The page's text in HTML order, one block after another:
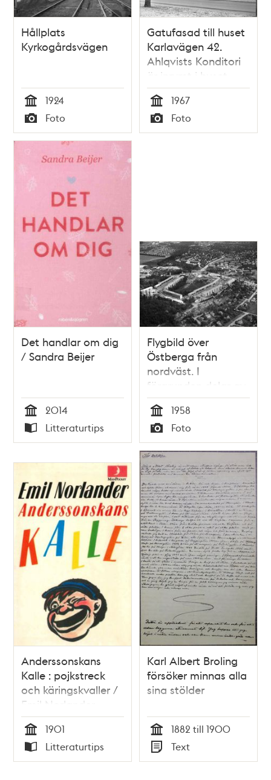
Hållplats
Kyrkogårdsvägen
Tid
1924
Typ
Foto
Gatufasad till huset
Karlavägen 42.
Ahlqvists Konditori
är inrymt i huset
Tid
1967
Typ
Foto
Det handlar om dig
/ Sandra Beijer
Tid
2014
Typ
Litteraturtips
Flygbild över
Östberga från
nordväst. I
förgrunden delar av
bebyggelsen i Örby
Slott och i fonden
Enskedefältet och
Stureby.
Tid
1958
Typ
Foto
Anderssonskans
Kalle : pojkstreck
och käringskvaller /
Emil Norlander
Tid
1901
Typ
Litteraturtips
Karl Albert Broling
försöker minnas alla
sina stölder
Tid
1882 till 1900
Typ
Text